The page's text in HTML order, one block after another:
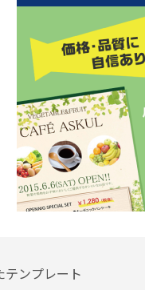
テンプレート